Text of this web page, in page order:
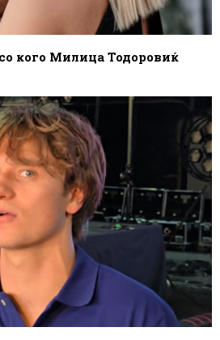
кого Милица Тодоровиќ